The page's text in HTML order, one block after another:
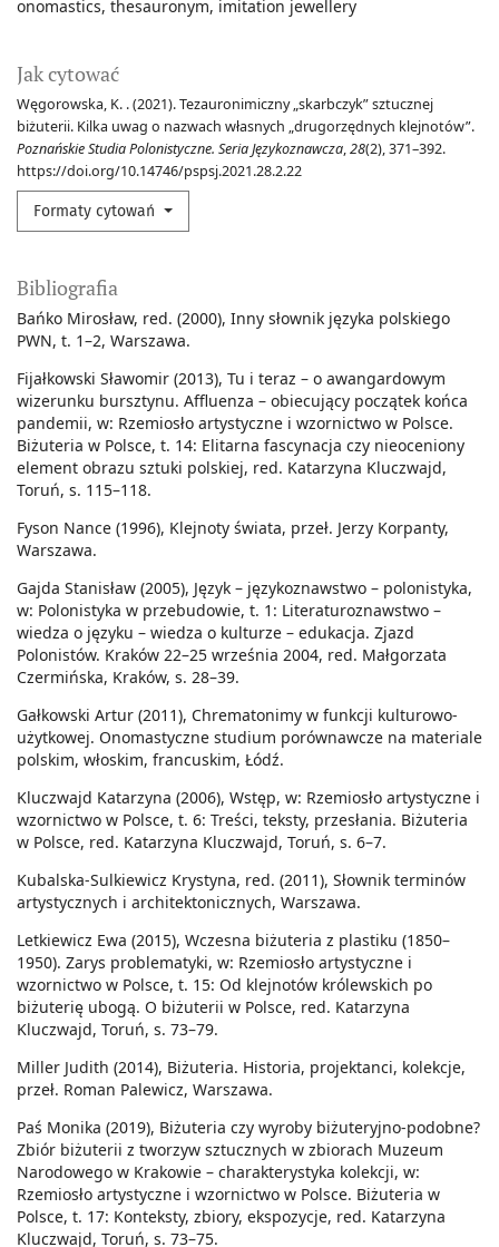
onomastics thesauronym imitation jewellery
Jak cytować
Węgorowska, K. . (2021). Tezauronimiczny „skarbczyk” sztucznej
biżuterii. Kilka uwag o nazwach własnych „drugorzędnych klejnotów”.
Poznańskie Studia Polonistyczne. Seria Językoznawcza,28(2), 371–392.
https://doi.org/10.14746/pspsj.2021.28.2.22
Formaty cytowań
Bibliografia
Bańko Mirosław, red. (2000), Inny słownik języka polskiego
PWN, t. 1–2, Warszawa.
Fijałkowski Sławomir (2013), Tu i teraz – o awangardowym
wizerunku bursztynu. Affluenza – obiecujący początek końca
pandemii, w: Rzemiosło artystyczne i wzornictwo w Polsce.
Biżuteria w Polsce, t. 14: Elitarna fascynacja czy nieoceniony
element obrazu sztuki polskiej, red. Katarzyna Kluczwajd,
Toruń, s. 115–118.
Fyson Nance (1996), Klejnoty świata, przeł. Jerzy Korpanty,
Warszawa.
Gajda Stanisław (2005), Język – językoznawstwo – polonistyka,
w: Polonistyka w przebudowie, t. 1: Literaturoznawstwo –
wiedza o języku – wiedza o kulturze – edukacja. Zjazd
Polonistów. Kraków 22–25 września 2004, red. Małgorzata
Czermińska, Kraków, s. 28–39.
Gałkowski Artur (2011), Chrematonimy w funkcji kulturowo-
użytkowej. Onomastyczne studium porównawcze na materiale
polskim, włoskim, francuskim, Łódź.
Kluczwajd Katarzyna (2006), Wstęp, w: Rzemiosło artystyczne i
wzornictwo w Polsce, t. 6: Treści, teksty, przesłania. Biżuteria
w Polsce, red. Katarzyna Kluczwajd, Toruń, s. 6–7.
Kubalska-Sulkiewicz Krystyna, red. (2011), Słownik terminów
artystycznych i architektonicznych, Warszawa.
Letkiewicz Ewa (2015), Wczesna biżuteria z plastiku (1850–
1950). Zarys problematyki, w: Rzemiosło artystyczne i
wzornictwo w Polsce, t. 15: Od klejnotów królewskich po
biżuterię ubogą. O biżuterii w Polsce, red. Katarzyna
Kluczwajd, Toruń, s. 73–79.
Miller Judith (2014), Biżuteria. Historia, projektanci, kolekcje,
przeł. Roman Palewicz, Warszawa.
Paś Monika (2019), Biżuteria czy wyroby biżuteryjno-podobne?
Zbiór biżuterii z tworzyw sztucznych w zbiorach Muzeum
Narodowego w Krakowie – charakterystyka kolekcji, w:
Rzemiosło artystyczne i wzornictwo w Polsce. Biżuteria w
Polsce, t. 17: Konteksty, zbiory, ekspozycje, red. Katarzyna
Kluczwajd, Toruń, s. 73–75.